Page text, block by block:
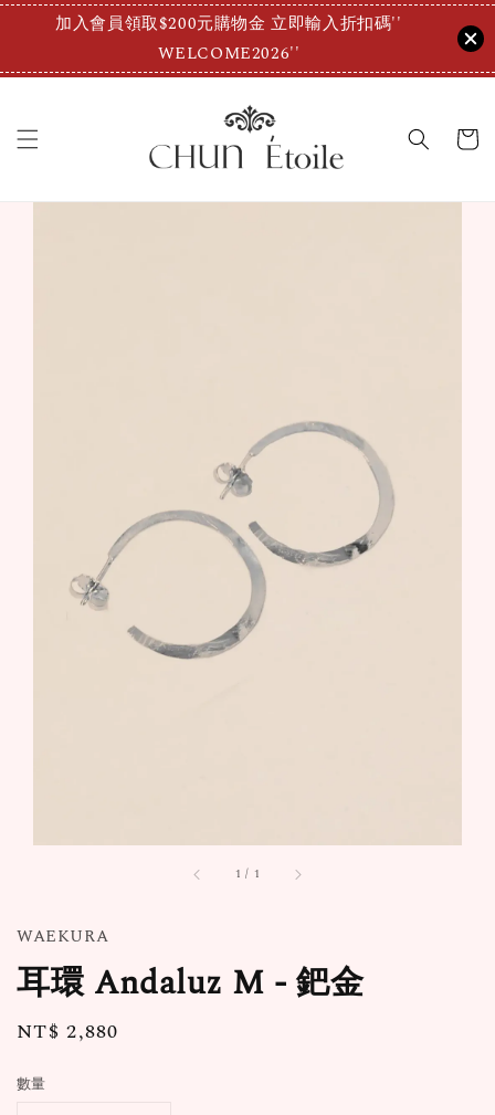
加入會員領取$200元購物金 立即輸入折扣碼''
WELCOME2026''
1 / 1
WAEKURA
耳環 Andaluz M - 鈀金
Regular
NT$ 2,880
數量